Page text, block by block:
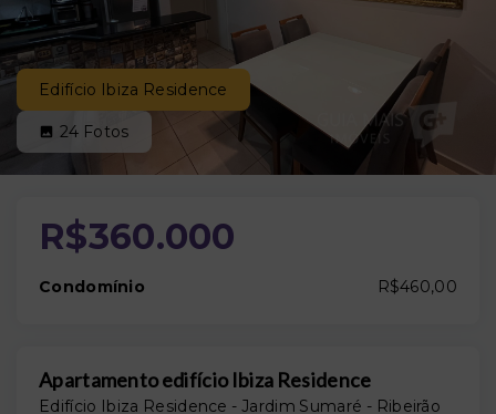
Edifício Ibiza Residence
24 Fotos
R$360.000
Condomínio R$460,00
Apartamento edifício Ibiza Residence
Edifício Ibiza Residence -Jardim Sumaré - Ribeirão